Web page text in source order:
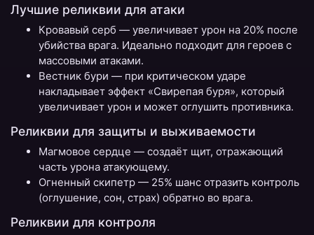
Лучшие реликвии для атаки
Кровавый серб — увеличивает урон на 20% после
убийства врага. Идеально подходит для героев с
массовыми атаками.
Вестник бури — при критическом ударе
накладывает эффект «Свирепая буря», который
увеличивает урон и может оглушить противника.
Реликвии для защиты и выживаемости
Магмовое сердце — создаёт щит, отражающий
часть урона атакующему.
Огненный скипетр — 25% шанс отразить контроль
(оглушение, сон, страх) обратно во врага.
Реликвии для контроля